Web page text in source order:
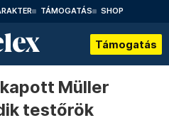
TÁMOGATÁS SHOP
Támogatás
Müller
testőrök